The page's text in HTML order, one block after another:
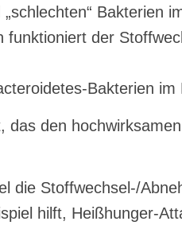
Bakterien
der
Bakterien
den
die Stoffwechsel-/
hilft, Heißhunger-